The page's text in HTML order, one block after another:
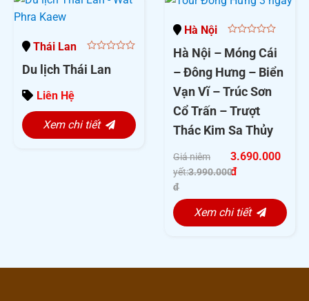
Thái Lan
out
Du lịch Thái Lan
Liên Hệ
Xem chi tiết
Hà Nội
out
5
Hà Nội – Móng Cái
– Đông Hưng – Biển
Vạn Vĩ – Trúc Sơn
Cổ Trấn – Trượt
Thác Kim Sa Thủy
3.690.000
đ
Giá niêm
yết:3.990.000
đ
Xem chi tiết